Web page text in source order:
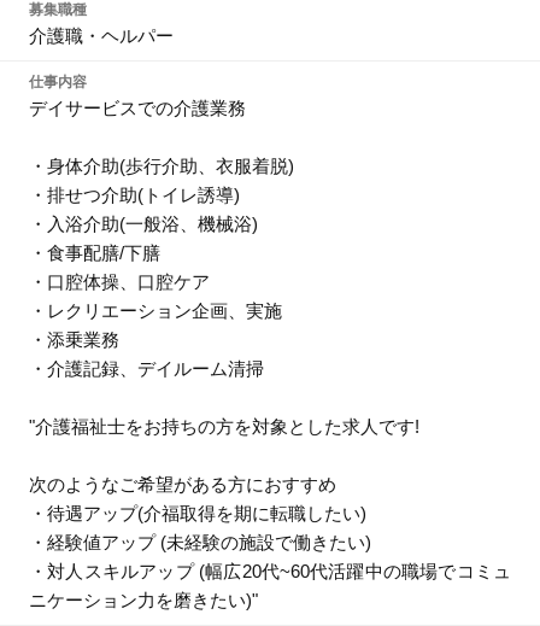
募集職種
介護職・ヘルパー
仕事内容
デイサービスでの介護業務
・身体介助(歩行介助、衣服着脱)
・排せつ介助(トイレ誘導)
・入浴介助(一般浴、機械浴)
・食事配膳/下膳
・口腔体操、口腔ケア
・レクリエーション企画、実施
・添乗業務
・介護記録、デイルーム清掃
"介護福祉士をお持ちの方を対象とした求人です!
次のようなご希望がある方におすすめ
・待遇アップ(介福取得を期に転職したい)
・経験値アップ (未経験の施設で働きたい)
・対人スキルアップ (幅広20代~60代活躍中の職場でコミュ
ニケーション力を磨きたい)"